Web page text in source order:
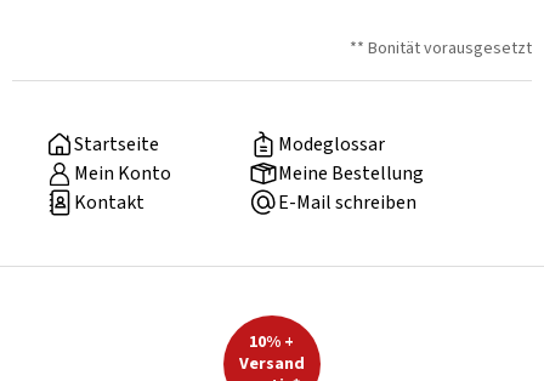
** Bonität vorausgesetzt
Startseite
Modeglossar
Mein Konto
Meine Bestellung
Kontakt
E-Mail schreiben
10% +
Versand